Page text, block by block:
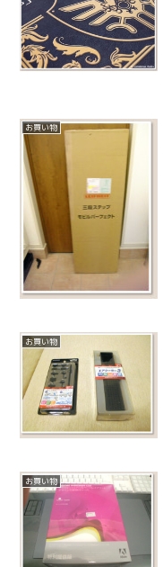
お買い物
お買い物
お買い物